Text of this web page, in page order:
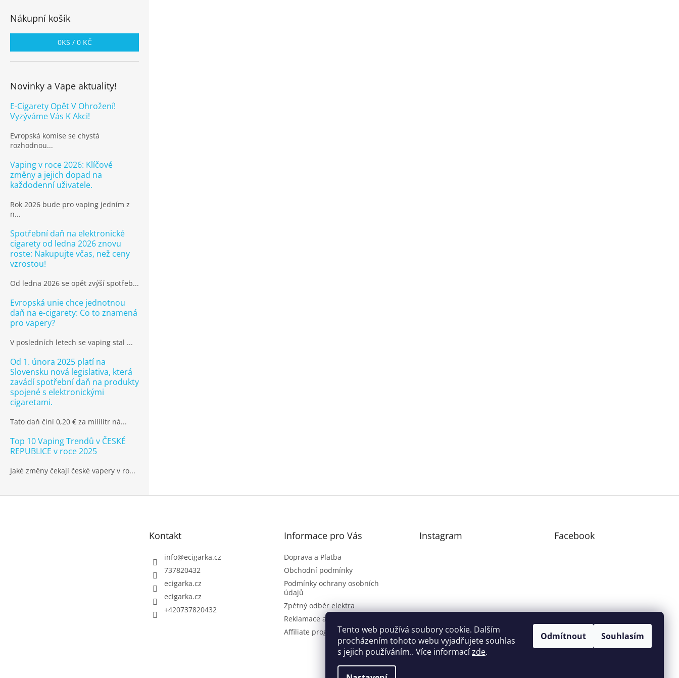
Tento web používá soubory cookie. Dalším
procházením tohoto webu vyjadřujete souhlas
s jejich používáním.. Více informacízde.
Odmítnout Souhlasím
Nákupní košík
0KS / 0 KČ
Novinky a Vape aktuality!
E-Cigarety Opět V Ohrožení!
Vyzýváme Vás K Akci!
Evropská komise se chystá
rozhodnou...
Vaping v roce 2026: Klíčové
změny a jejich dopad na
každodenní uživatele.
Rok 2026 bude pro vaping jedním z
n...
Spotřební daň na elektronické
cigarety od ledna 2026 znovu
roste: Nakupujte včas, než ceny
vzrostou!
Od ledna 2026 se opět zvýší spotřeb...
Evropská unie chce jednotnou
daň na e-cigarety: Co to znamená
pro vapery?
V posledních letech se vaping stal ...
Od 1. února 2025 platí na
Slovensku nová legislativa, která
zavádí spotřební daň na produkty
spojené s elektronickými
cigaretami.
Tato daň činí 0,20 € za mililitr ná...
Top 10 Vaping Trendů v ČESKÉ
REPUBLICE v roce 2025
Jaké změny čekají české vapery v ro...
Kontakt
info@ecigarka.cz
737820432
ecigarka.cz
ecigarka.cz
+420737820432
Informace pro Vás
Doprava a Platba
Obchodní podmínky
Podmínky ochrany osobních
údajů
Zpětný odběr elektra
Reklamace a vrácení zboží
Affiliate program
Instagram Facebook